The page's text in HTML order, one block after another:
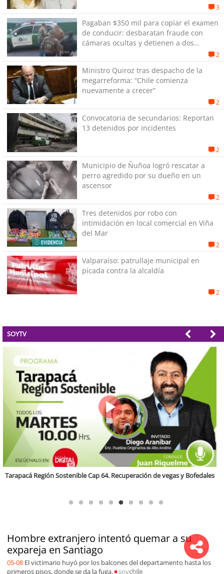
3
Pagaban $350 mil para copiar el examen
de conducir: desbaratan fraude con
cámaras ocultas y detienen a dos
2
Ministro Quiroz tras despacho de la
megarreforma: “Chile comienza
nuevamente a crecer”
2
Convocatoria de secundarios: Reportan
13 detenidos por incidentes
2
Municipio de Ñuñoa logró rescatar a
perro agredido por su dueño en un
ascensor
2
Tres detenidos por robo con
intimidación en local comercial en Viña
del Mar
2
Valparaíso: patrullaje municipal en
picada contra la alcaldía
2
SOYTV
Ciclo Ciudad y Desarrollo Regional: “Vivienda, Integración y Desarrollo
Hombre extranjero intentó quemar a su
expareja en Santiago
05-08 El victimario huyó por los balcones del departamento hasta los
primeros pisos, donde se da la fuga.
soychile